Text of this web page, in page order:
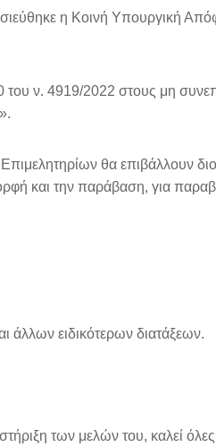
η Κοινή Υπουργική
ν. 4919/2022 στους μη
θα επιβάλλουν
και την παράβαση, για
ειδικότερων διατάξεων.
των μελών του, καλεί όλες